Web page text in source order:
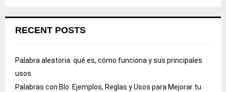
RECENT POSTS
Palabra aleatoria: qué es, cómo funciona y sus principales
usos
Palabras con Blo: Ejemplos, Reglas y Usos para Mejorar tu